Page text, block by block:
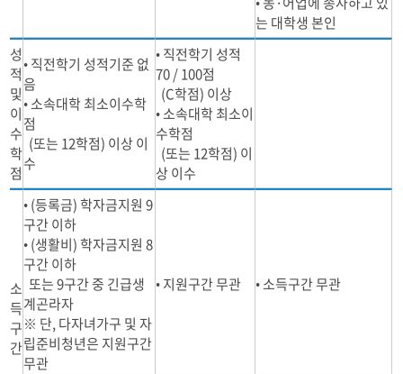
는 대학생 본인
성
적
및
이
수
학
점
• 직전학기 성적기준 없
음
• 소속대학 최소이수학
점
(또는 12학점) 이상 이
수
• 직전학기 성적
70 / 100점
(C학점) 이상
• 소속대학 최소이
수학점
(또는 12학점) 이
상 이수
소
득
구
간
• (등록금) 학자금지원 9
구간 이하
• (생활비) 학자금지원 8
구간 이하
또는 9구간 중 긴급생
계곤라자
※ 단, 다자녀가구 및 자
립준비청년은 지원구간
무관
• 지원구간 무관 • 소득구간 무관